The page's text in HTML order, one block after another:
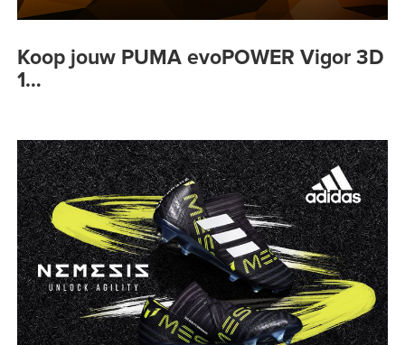
Koop jouw PUMA evoPOWER Vigor 3D
1…